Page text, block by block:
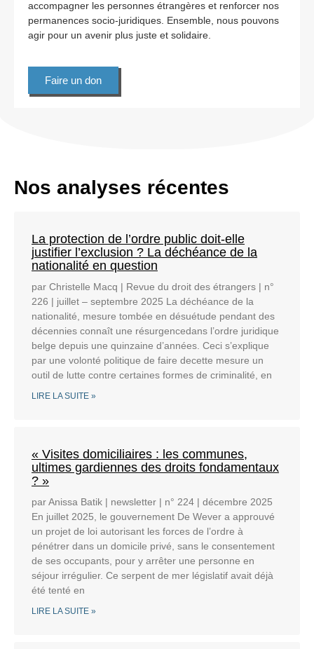
accompagner les personnes étrangères et renforcer nos
permanences socio-juridiques. Ensemble, nous pouvons
agir pour un avenir plus juste et solidaire.
Faire un don
Nos analyses récentes
La protection de l’ordre public doit-elle
justifier l’exclusion ? La déchéance de la
nationalité en question
par Christelle Macq | Revue du droit des étrangers | n°
226 | juillet – septembre 2025 La déchéance de la
nationalité, mesure tombée en désuétude pendant des
décennies connaît une résurgencedans l’ordre juridique
belge depuis une quinzaine d’années. Ceci s’explique
par une volonté politique de faire decette mesure un
outil de lutte contre certaines formes de criminalité, en
LIRE LA SUITE »
« Visites domiciliaires : les communes,
ultimes gardiennes des droits fondamentaux
? »
par Anissa Batik | newsletter | n° 224 | décembre 2025
En juillet 2025, le gouvernement De Wever a approuvé
un projet de loi autorisant les forces de l’ordre à
pénétrer dans un domicile privé, sans le consentement
de ses occupants, pour y arrêter une personne en
séjour irrégulier. Ce serpent de mer législatif avait déjà
été tenté en
LIRE LA SUITE »